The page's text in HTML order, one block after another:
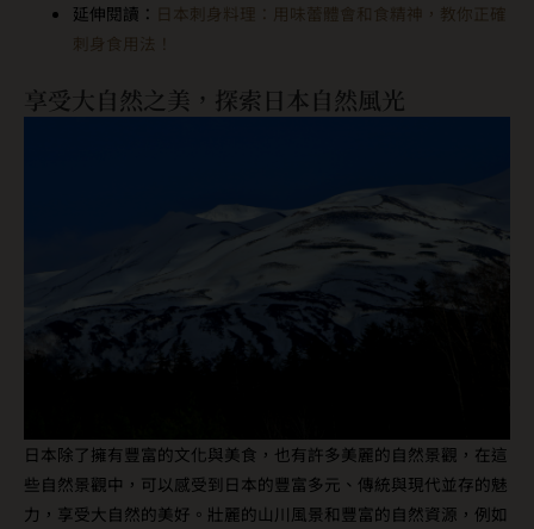
延伸閱讀： 日本刺身料理：用味蕾體會和食精神，教你正確
刺身食用法！
享受大自然之美，探索日本自然風光
日本除了擁有豐富的文化與美食，也有許多美麗的自然景觀，在這
些自然景觀中，可以感受到日本的豐富多元、傳統與現代並存的魅
力，享受大自然的美好。壯麗的山川風景和豐富的自然資源，例如